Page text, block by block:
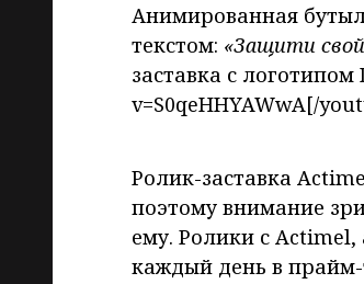
Анимированная
текстом: «Защити
заставка с
v=S0qeHHYAWwA[/
Ролик-заставка
поэтому внимание
ему. Ролики с
каждый день в